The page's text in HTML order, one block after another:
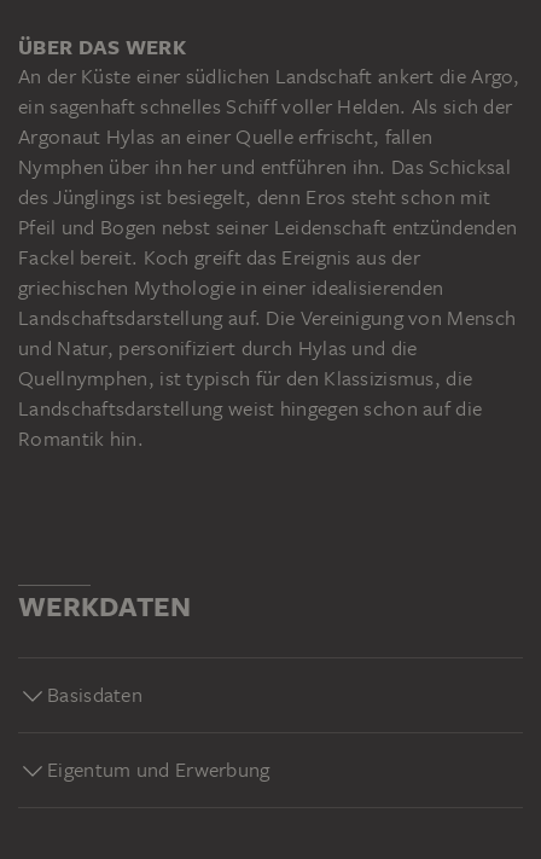
ÜBER DAS WERK
An der Küste einer südlichen Landschaft ankert die Argo,
ein sagenhaft schnelles Schiff voller Helden. Als sich der
Argonaut Hylas an einer Quelle erfrischt, fallen
Nymphen über ihn her und entführen ihn. Das Schicksal
des Jünglings ist besiegelt, denn Eros steht schon mit
Pfeil und Bogen nebst seiner Leidenschaft entzündenden
Fackel bereit. Koch greift das Ereignis aus der
griechischen Mythologie in einer idealisierenden
Landschaftsdarstellung auf. Die Vereinigung von Mensch
und Natur, personifiziert durch Hylas und die
Quellnymphen, ist typisch für den Klassizismus, die
Landschaftsdarstellung weist hingegen schon auf die
Romantik hin.
WERKDATEN
Basisdaten
Eigentum und Erwerbung